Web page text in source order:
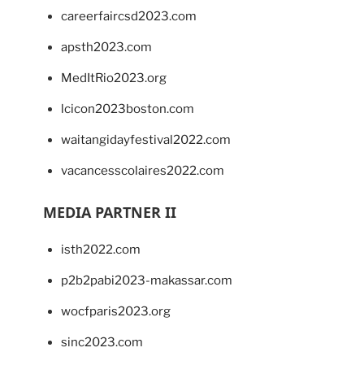
careerfaircsd2023.com
apsth2023.com
MedItRio2023.org
lcicon2023boston.com
waitangidayfestival2022.com
vacancesscolaires2022.com
MEDIA PARTNER II
isth2022.com
p2b2pabi2023-makassar.com
wocfparis2023.org
sinc2023.com